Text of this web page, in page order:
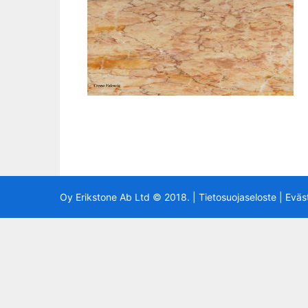
Oy Erikstone Ab Ltd © 2018. | Tietosuojaseloste